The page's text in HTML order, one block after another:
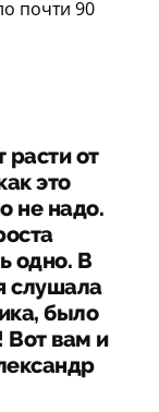
почти 90
от
это
не надо.
одно. В
слушала
было
Вот вам и